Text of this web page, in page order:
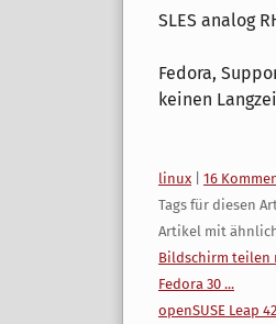
SLES analog
Fedora,
keinen
Kategorien:
linux
16
Tags für diesen
Artikel mit
Bildschirm teilen
Fedora 30 ...
openSUSE Leap